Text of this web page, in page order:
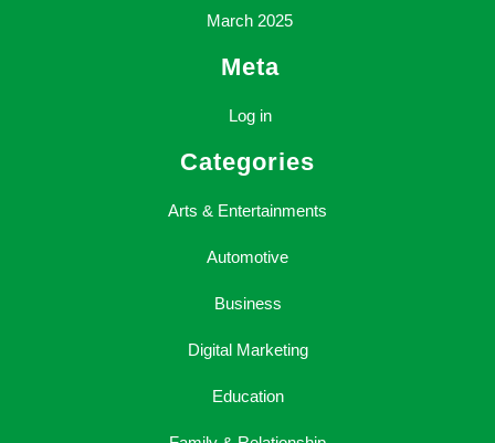
March 2025
Meta
Log in
Categories
Arts & Entertainments
Automotive
Business
Digital Marketing
Education